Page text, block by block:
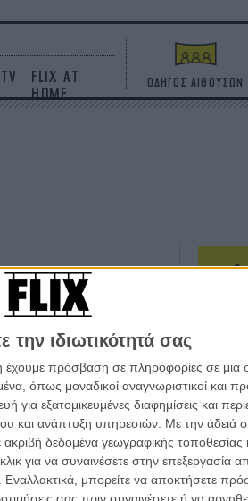
την ιδιωτικότητά σας
έχουμε πρόσβαση σε πληροφορίες σε
όπως μοναδικοί αναγνωριστικοί και
εξατομικευμένες διαφημίσεις και
και ανάπτυξη υπηρεσιών. Με την άδειά
δεδομένα γεωγραφικής τοποθεσίας
για να συναινέσετε στην επεξεργασία
μπορείτε να αποκτήσετε
TV
FLIX AT
HOME
ΟΔΗΓΟΣ ΑΙΘΟΥΣΩΝ
Βιμ
Η
σε